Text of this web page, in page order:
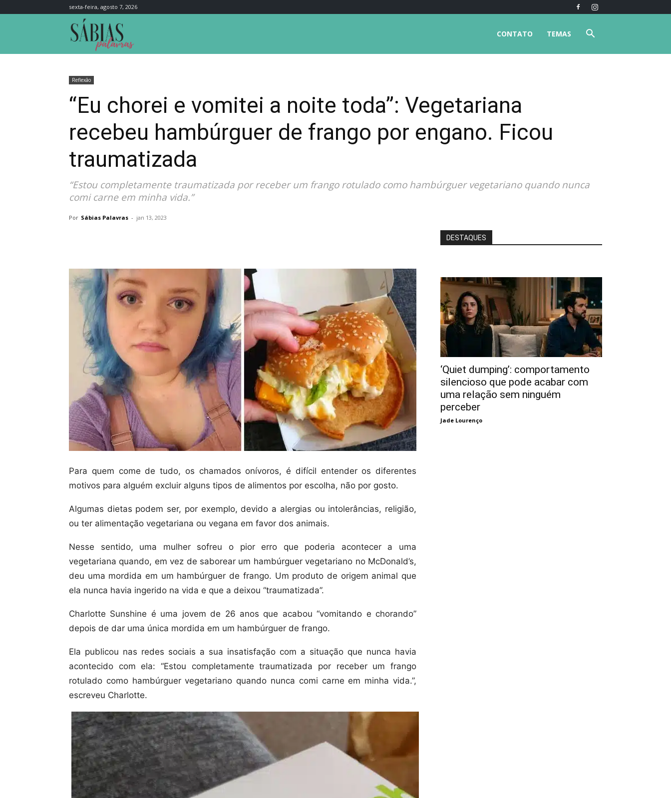
sexta-feira, agosto 7, 2026
TEMAS
CONTATO
Reflexão
“Eu chorei e vomitei a noite toda”: Vegetariana
recebeu hambúrguer de frango por engano. Ficou
traumatizada
“Estou completamente traumatizada por receber um frango rotulado como hambúrguer vegetariano quando nunca
comi carne em minha vida.”
Por Sábias Palavras - jan 13, 2023
Para quem come de tudo, os chamados onívoros, é difícil entender os diferentes
motivos para alguém excluir alguns tipos de alimentos por escolha, não por gosto.
Algumas dietas podem ser, por exemplo, devido a alergias ou intolerâncias, religião,
ou ter alimentação vegetariana ou vegana em favor dos animais.
Nesse sentido, uma mulher sofreu o pior erro que poderia acontecer a uma
vegetariana quando, em vez de saborear um hambúrguer vegetariano no McDonald’s,
deu uma mordida em um hambúrguer de frango. Um produto de origem animal que
ela nunca havia ingerido na vida e que a deixou “traumatizada”.
Charlotte Sunshine é uma jovem de 26 anos que acabou “vomitando e chorando”
depois de dar uma única mordida em um hambúrguer de frango.
Ela publicou nas redes sociais a sua insatisfação com a situação que nunca havia
acontecido com ela: “Estou completamente traumatizada por receber um frango
rotulado como hambúrguer vegetariano quando nunca comi carne em minha vida.”,
escreveu Charlotte.
DESTAQUES
‘Quiet dumping’: comportamento
silencioso que pode acabar com
uma relação sem ninguém
perceber
Jade Lourenço